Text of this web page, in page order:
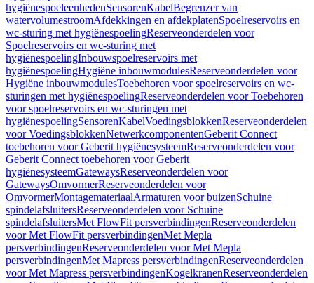
hygiënespoeleenhedenSensorenKabelBegrenzer van
watervolumestroomAfdekkingen en afdekplatenSpoelreservoirs en
wc-sturing met hygiënespoelingReserveonderdelen voor
Spoelreservoirs en wc-sturing met
hygiënespoelingInbouwspoelreservoirs met
hygiënespoelingHygiëne inbouwmodulesReserveonderdelen voor
Hygiëne inbouwmodulesToebehoren voor spoelreservoirs en wc-
sturingen met hygiënespoelingReserveonderdelen voor Toebehoren
voor spoelreservoirs en wc-sturingen met
hygiënespoelingSensorenKabelVoedingsblokkenReserveonderdelen
voor VoedingsblokkenNetwerkcomponentenGeberit Connect
toebehoren voor Geberit hygiënesysteemReserveonderdelen voor
Geberit Connect toebehoren voor Geberit
hygiënesysteemGatewaysReserveonderdelen voor
GatewaysOmvormerReserveonderdelen voor
OmvormerMontagemateriaalArmaturen voor buizenSchuine
spindelafsluitersReserveonderdelen voor Schuine
spindelafsluitersMet FlowFit persverbindingenReserveonderdelen
voor Met FlowFit persverbindingenMet Mepla
persverbindingenReserveonderdelen voor Met Mepla
persverbindingenMet Mapress persverbindingenReserveonderdelen
voor Met Mapress persverbindingenKogelkranenReserveonderdelen